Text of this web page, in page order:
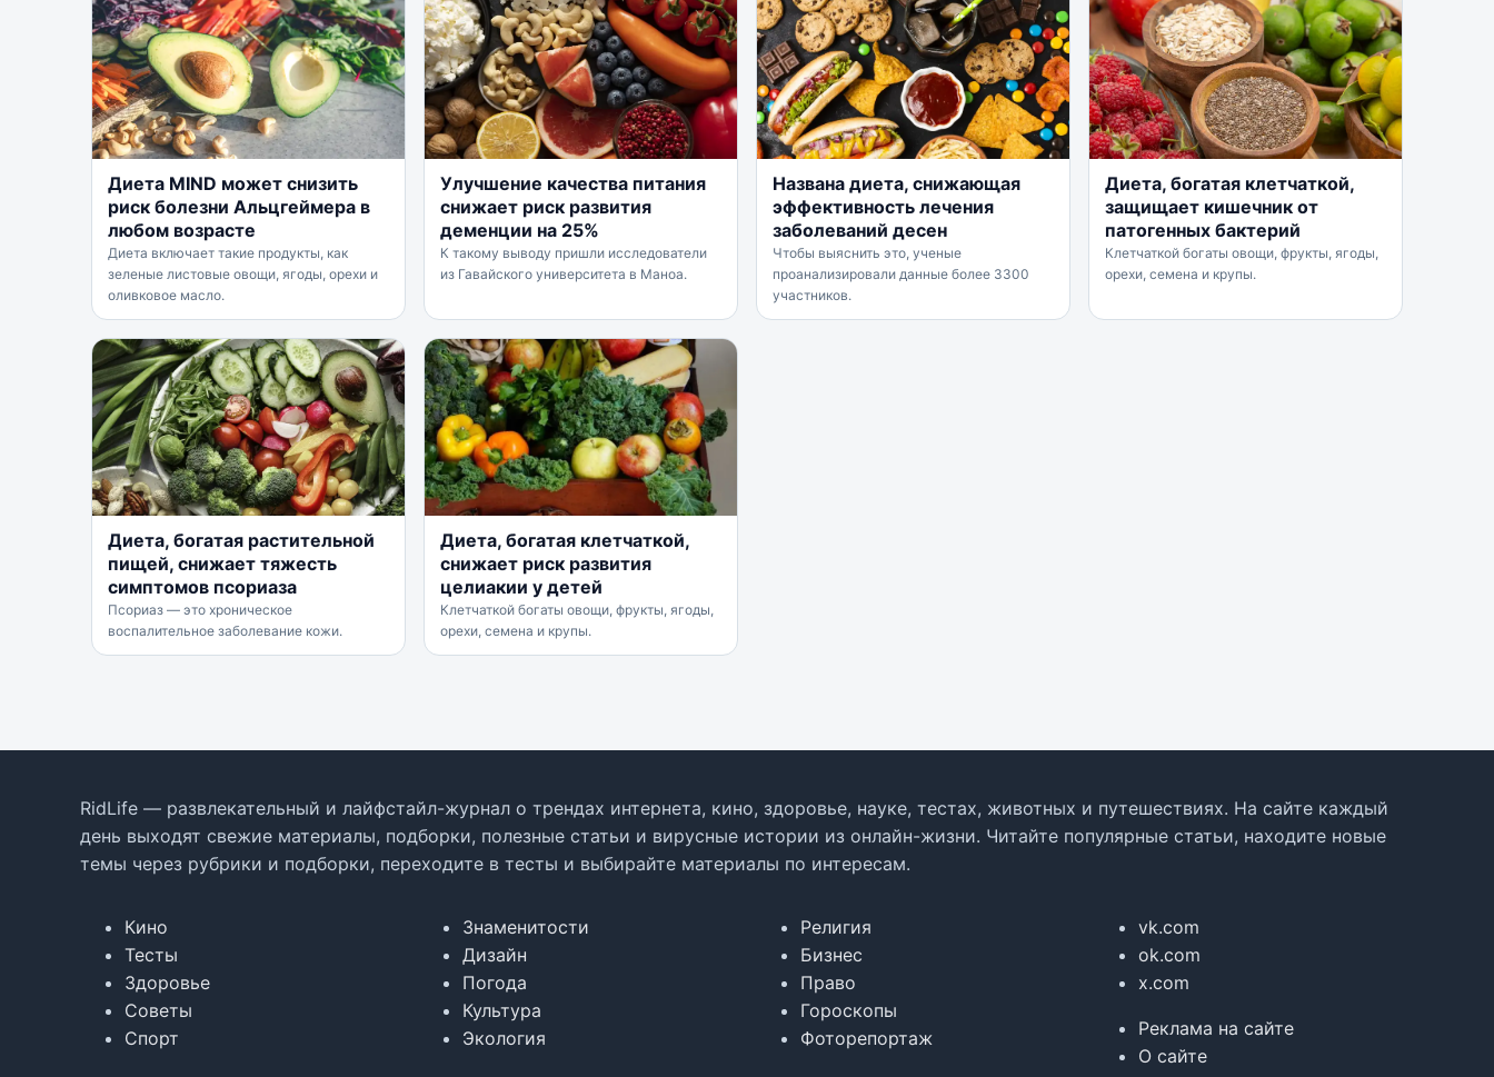
Диета MIND может снизить
риск болезни Альцгеймера в
любом возрасте
Диета включает такие продукты, как
зеленые листовые овощи, ягоды, орехи и
оливковое масло.
Улучшение качества питания
снижает риск развития
деменции на 25%
К такому выводу пришли исследователи
из Гавайского университета в Маноа.
Названа диета, снижающая
эффективность лечения
заболеваний десен
Чтобы выяснить это, ученые
проанализировали данные более 3300
участников.
Диета, богатая клетчаткой,
защищает кишечник от
патогенных бактерий
Клетчаткой богаты овощи, фрукты, ягоды,
орехи, семена и крупы.
Диета, богатая растительной
пищей, снижает тяжесть
симптомов псориаза
Псориаз — это хроническое
воспалительное заболевание кожи.
Диета, богатая клетчаткой,
снижает риск развития
целиакии у детей
Клетчаткой богаты овощи, фрукты, ягоды,
орехи, семена и крупы.
RidLife — развлекательный и лайфстайл-журнал о трендах интернета, кино, здоровье, науке, тестах, животных и путешествиях. На сайте каждый
день выходят свежие материалы, подборки, полезные статьи и вирусные истории из онлайн-жизни. Читайте популярные статьи, находите новые
темы через рубрики и подборки, переходите в тесты и выбирайте материалы по интересам.
Кино
Тесты
Здоровье
Советы
Спорт
Знаменитости
Дизайн
Погода
Культура
Экология
Религия
Бизнес
Право
Гороскопы
Фоторепортаж
vk.com
ok.com
x.com
Реклама на сайте
О сайте